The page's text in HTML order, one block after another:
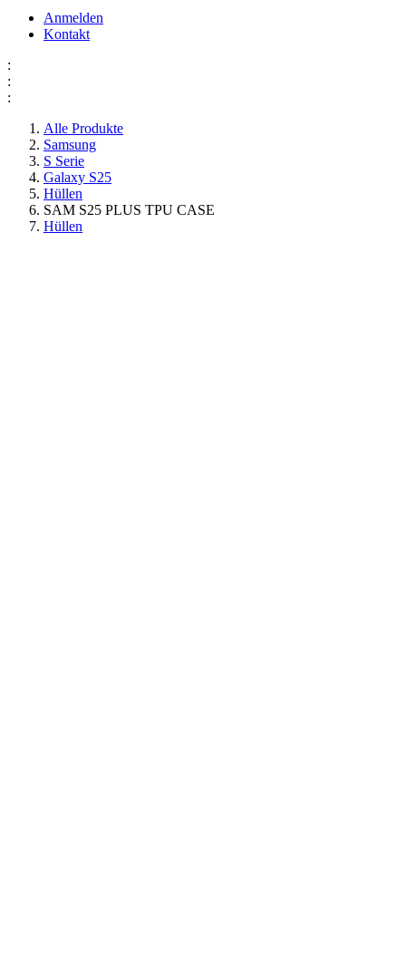
Anmelden
Kontakt
:
:
:
Alle Produkte
Samsung
S Serie
Galaxy S25
Hüllen
SAM S25 PLUS TPU CASE
Hüllen